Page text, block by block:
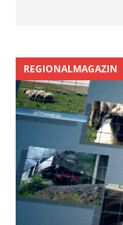
REGIONALMAGAZIN